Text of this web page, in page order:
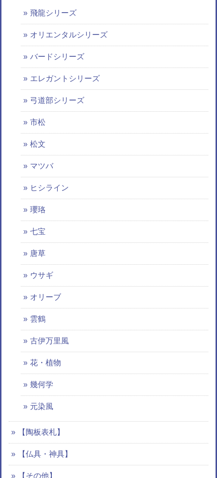
飛龍シリーズ
オリエンタルシリーズ
バードシリーズ
エレガントシリーズ
弓道部シリーズ
市松
松文
マツバ
ヒシライン
瓔珞
七宝
唐草
ウサギ
オリーブ
雲鶴
古伊万里風
花・植物
幾何学
元染風
【陶板表札】
【仏具・神具】
【その他】